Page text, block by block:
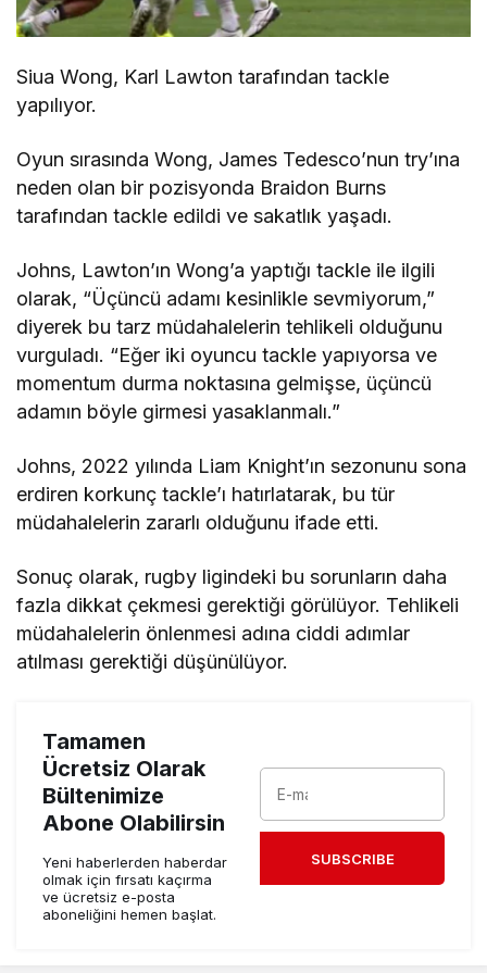
Siua Wong, Karl Lawton tarafından tackle
yapılıyor.
Oyun sırasında Wong, James Tedesco’nun try’ına
neden olan bir pozisyonda Braidon Burns
tarafından tackle edildi ve sakatlık yaşadı.
Johns, Lawton’ın Wong’a yaptığı tackle ile ilgili
olarak, “Üçüncü adamı kesinlikle sevmiyorum,”
diyerek bu tarz müdahalelerin tehlikeli olduğunu
vurguladı. “Eğer iki oyuncu tackle yapıyorsa ve
momentum durma noktasına gelmişse, üçüncü
adamın böyle girmesi yasaklanmalı.”
Johns, 2022 yılında Liam Knight’ın sezonunu sona
erdiren korkunç tackle’ı hatırlatarak, bu tür
müdahalelerin zararlı olduğunu ifade etti.
Sonuç olarak, rugby ligindeki bu sorunların daha
fazla dikkat çekmesi gerektiği görülüyor. Tehlikeli
müdahalelerin önlenmesi adına ciddi adımlar
atılması gerektiği düşünülüyor.
Tamamen
Ücretsiz Olarak
Bültenimize
Abone Olabilirsin
Yeni haberlerden haberdar
olmak için fırsatı kaçırma
ve ücretsiz e-posta
aboneliğini hemen başlat.
SUBSCRIBE